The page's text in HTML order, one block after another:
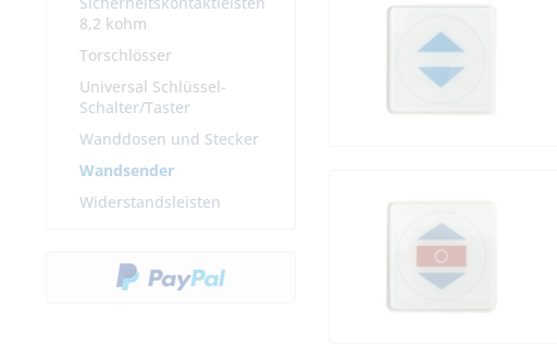
8,2 kohm
Torschlösser
Universal Schlüssel-
Schalter/Taster
Wanddosen und Stecker
Wandsender
Widerstandsleisten